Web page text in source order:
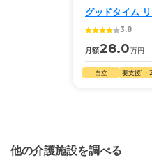
グッドタイム
3.8
月額28.0万円
自立 要支援1・2
他の介護施設を調べる